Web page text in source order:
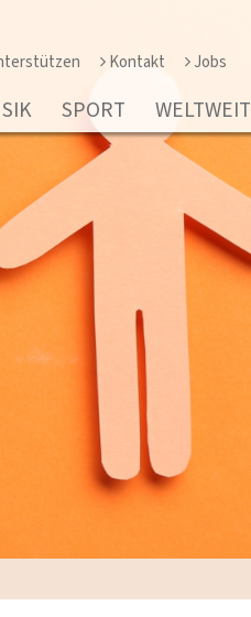
Kontakt Jobs
SPORT WELTWEIT